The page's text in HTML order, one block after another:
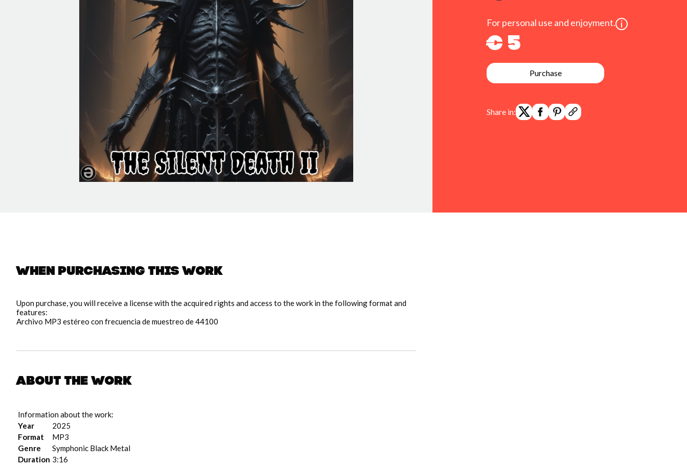
For personal use and enjoyment.
€ 5
Purchase
Share in:
When purchasing this work
Upon purchase, you will receive a license with the acquired rights and access to the work in the following format and
features:
Archivo MP3 estéreo con frecuencia de muestreo de 44100
About the work
Information about the work:
Year
2025
Format
MP3
Genre
Symphonic Black Metal
Duration 3:16